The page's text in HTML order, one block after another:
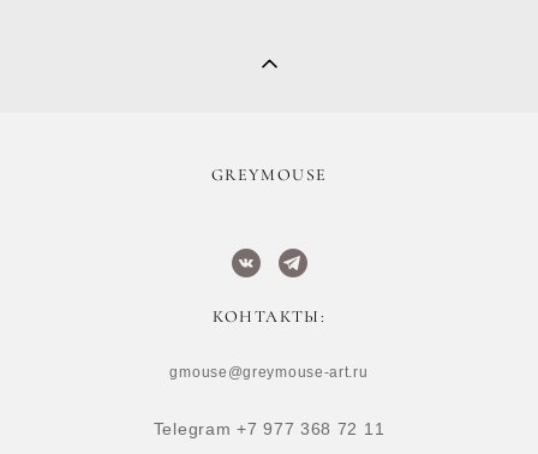
​GREYMOUSE
КОНТАКТЫ:
gmouse@greymouse-art.ru
Telegram +7 977 368 72 11